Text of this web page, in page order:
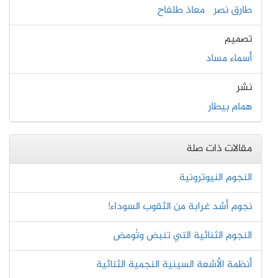
طارق نصر معاذ طلفاح
تصميم
أسماء مساد
نشر
همام بيطار
مقالات ذات صلة
ﺍﻟﻨﺠﻮﻡ ﺍﻟﻨﻴﻮﺗﺮﻭﻧﻴﺔ
نجوم أشد غرابة من الثقوب السوداء!
النجوم الثنائية التي تنبض وتُومض
أنظمة الأشعة السينية النجمية الثنائية